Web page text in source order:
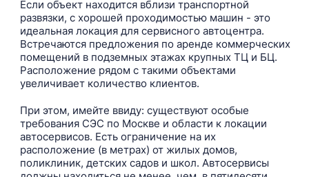
Если объект находится вблизи транспортной
развязки, с хорошей проходимостью машин - это
идеальная локация для сервисного автоцентра.
Встречаются предложения по аренде коммерческих
помещений в подземных этажах крупных ТЦ и БЦ.
Расположение рядом с такими объектами
увеличивает количество клиентов.
При этом, имейте ввиду: существуют особые
требования СЭС по Москве и области к локации
автосервисов. Есть ограничение на их
расположение (в метрах) от жилых домов,
поликлиник, детских садов и школ. Автосервисы